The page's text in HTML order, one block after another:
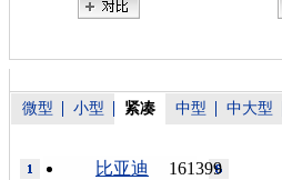
微型 小型 紧凑 中型 中大型
161399
比亚迪